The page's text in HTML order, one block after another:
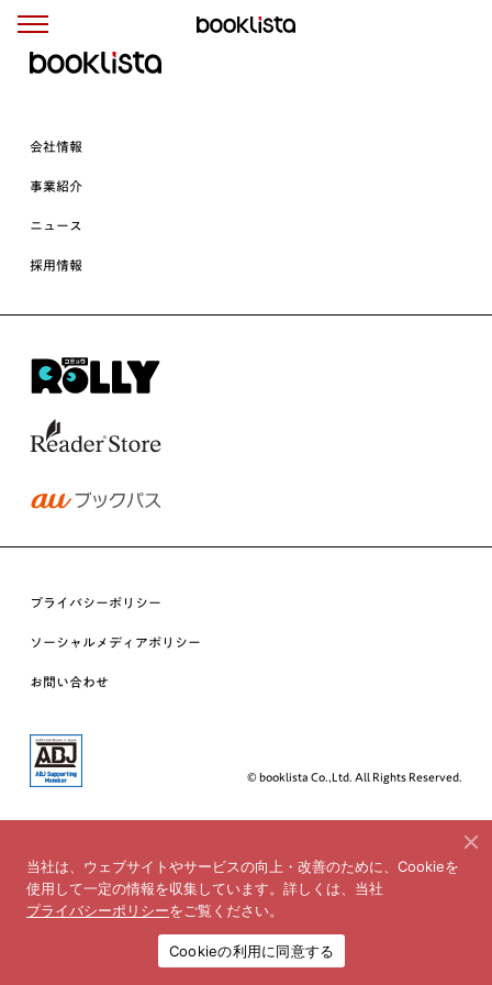
会社情報
事業紹介
ニュース
採用情報
プライバシーポリシー
ソーシャルメディアポリシー
お問い合わせ
© booklista Co.,Ltd. All Rights Reserved.
当社は、ウェブサイトやサービスの向上・改善のために、Cookieを
使用して一定の情報を収集しています。詳しくは、当社
プライバシーポリシーをご覧ください。
Cookieの利用に同意する